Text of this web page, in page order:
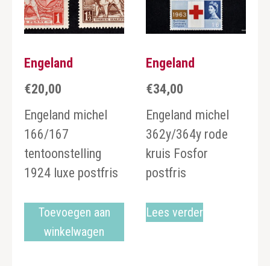
Engeland
€20,00
Engeland michel
166/167
tentoonstelling
1924 luxe postfris
Toevoegen aan
winkelwagen
Engeland
€34,00
Engeland michel
362y/364y rode
kruis Fosfor
postfris
Lees verder